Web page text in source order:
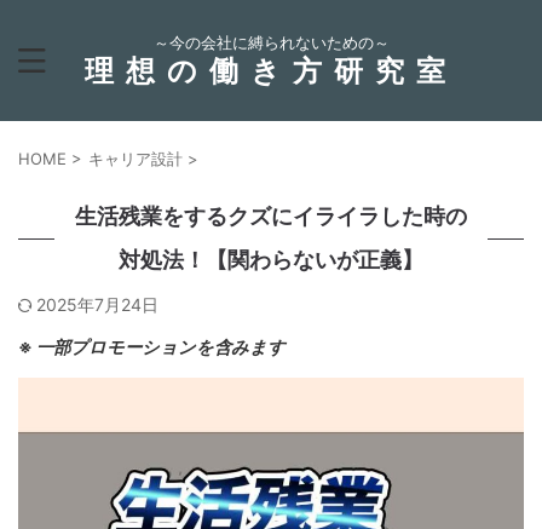
～今の会社に縛られないための～
理想の働き方研究室
HOME > キャリア設計 >
生活残業をするクズにイライラした時の
対処法！【関わらないが正義】
2025年7月24日
※ 一部プロモーションを含みます